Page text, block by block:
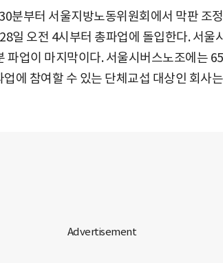
분부터 서울지방노동위원회에서 막판 조
일 오전 4시부터 총파업에 돌입한다. 서울
파업이 마지막이다. 서울시버스노조에는
업에 참여할 수 있는 단체교섭 대상인 회사